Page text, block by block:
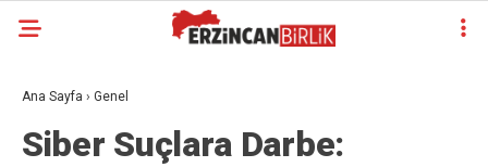
Ana Sayfa › Genel
Siber Suçlara Darbe: